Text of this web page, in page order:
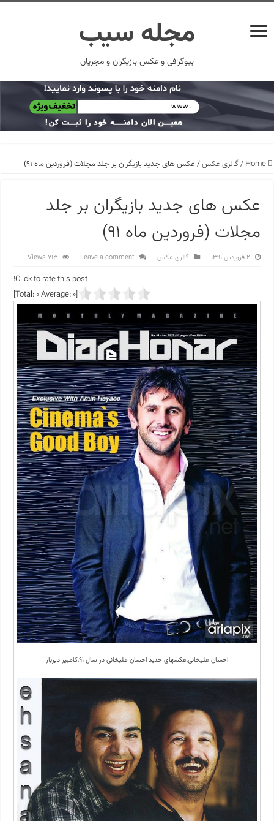
مجله سیب
بیوگرافی و عکس بازیگران و مجریان
Home
/گالری عکس/ عکس های جدید بازیگران بر جلد مجلات (فروردین ماه ۹۱)
عکس های جدید بازیگران بر جلد
مجلات (فروردین ماه ۹۱)
۲ فروردین ۱۳۹۱ گالری عکس Leave a comment
713 Views
Click to rate this post!
[Total:
0Average: 0
]
احسان علیخانی,عکسهای جدید احسان علیخانی در سال ۹۱,کامبیز دیرباز